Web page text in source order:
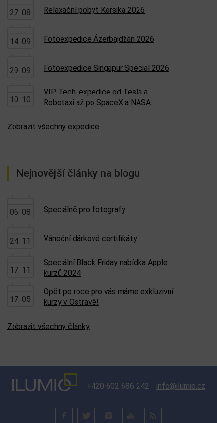
27. 08. Relaxační pobyt Korsika 2026
14. 09. Fotoexpedice Ázerbajdžán 2026
29. 09. Fotoexpedice Singapur Special 2026
10. 10.
VIP Tech. expedice od Tesla a
Robotaxi až po SpaceX a NASA
Zobrazit všechny expedice
Nejnovější články na blogu
06. 08. Speciálně pro fotografy
24. 11. Vánoční dárkové certifikáty
17. 11.
Speciální Black Friday nabídka Apple
kurzů 2024
17. 05.
Opět po roce pro vás máme exkluzivní
kurzy v Ostravě!
Zobrazit všechny články
+420 602 686 242 info@ilumio.cz